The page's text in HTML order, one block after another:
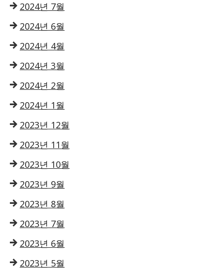
2024년 7월
2024년 6월
2024년 4월
2024년 3월
2024년 2월
2024년 1월
2023년 12월
2023년 11월
2023년 10월
2023년 9월
2023년 8월
2023년 7월
2023년 6월
2023년 5월